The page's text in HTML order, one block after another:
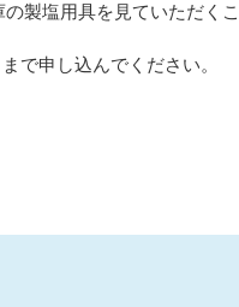
製塩用具を見ていただく
で申し込んでください。